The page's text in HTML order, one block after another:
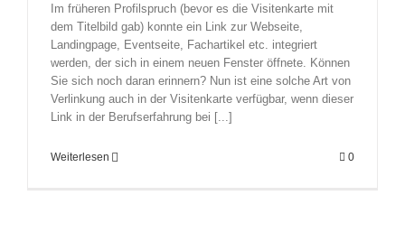
Im früheren Profilspruch (bevor es die Visitenkarte mit
dem Titelbild gab) konnte ein Link zur Webseite,
Landingpage, Eventseite, Fachartikel etc. integriert
werden, der sich in einem neuen Fenster öffnete. Können
Sie sich noch daran erinnern? Nun ist eine solche Art von
Verlinkung auch in der Visitenkarte verfügbar, wenn dieser
Link in der Berufserfahrung bei [...]
Weiterlesen 0